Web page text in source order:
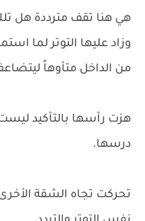
هي هنا تقف مترددة هل
وزاد عليها التوتر لما
من الداخل متأوهاً
هزت رأسها بالتأكيد
درسها.
تحركت تجاه الشقة